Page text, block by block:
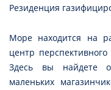
Резиденция
Море находится на
центр
Здесь вы найдете
маленьких